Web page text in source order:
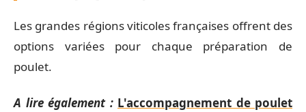
Les grandes régions viticoles françaises offrent des
options variées pour chaque préparation de
poulet.
A lire également : L'accompagnement de poulet